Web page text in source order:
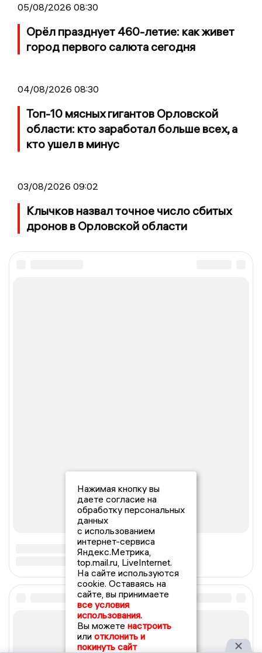
05/08/2026 08:30
Орёл празднует 460-летие: как живет
город первого салюта сегодня
04/08/2026 08:30
Топ-10 мясных гигантов Орловской
области: кто заработал больше всех, а
кто ушел в минус
03/08/2026 09:02
Клычков назвал точное число сбитых
дронов в Орловской области
Нажимая кнопку вы
даете согласие на
обработку персональных
данных
с использованием
интернет-сервиса
Яндекс.Метрика,
top.mail.ru, LiveInternet.
На сайте используются
cookie. Оставаясь на
сайте, вы принимаете
все условия
использования.
Вы можете настроить
или отклонить и
покинуть сайт